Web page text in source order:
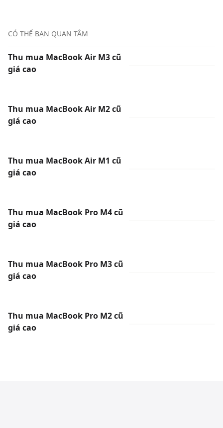
CÓ THỂ BẠN QUAN TÂM
Thu mua MacBook Air M3 cũ
giá cao
Thu mua MacBook Air M2 cũ
giá cao
Thu mua MacBook Air M1 cũ
giá cao
Thu mua MacBook Pro M4 cũ
giá cao
Thu mua MacBook Pro M3 cũ
giá cao
Thu mua MacBook Pro M2 cũ
giá cao